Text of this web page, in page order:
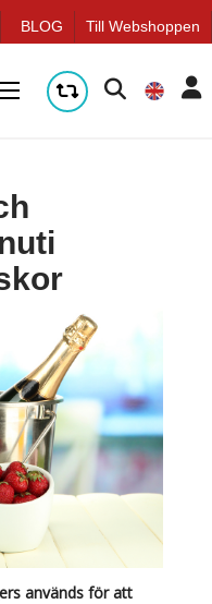
BLOG Till Webshoppen
används för att